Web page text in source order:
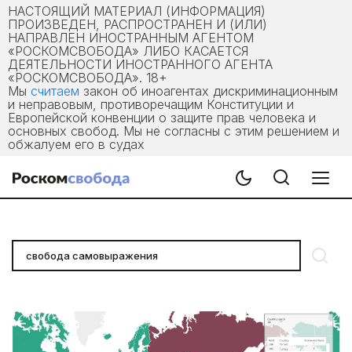
НАСТОЯЩИЙ МАТЕРИАЛ (ИНФОРМАЦИЯ)
ПРОИЗВЕДЕН, РАСПРОСТРАНЕН И (ИЛИ)
НАПРАВЛЕН ИНОСТРАННЫМ АГЕНТОМ
«РОСКОМСВОБОДА» ЛИБО КАСАЕТСЯ
ДЕЯТЕЛЬНОСТИ ИНОСТРАННОГО АГЕНТА
«РОСКОМСВОБОДА». 18+
Мы считаем закон об иноагентах дискриминационным
и неправовым, противоречащим Конституции и
Европейской конвенции о защите прав человека и
основных свобод. Мы не согласны с этим решением и
обжалуем его в судах